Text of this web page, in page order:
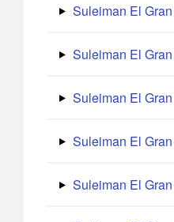
Suleiman El
Suleiman El
Suleiman El
Suleiman El
Suleiman El